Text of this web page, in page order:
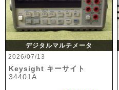
デジタルマルチメータ
2026/07/13
Keysight キーサイト
34401A